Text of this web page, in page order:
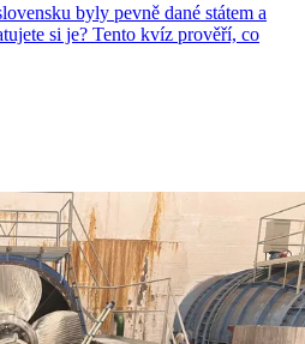
byly pevně dané státem a
si je? Tento kvíz prověří, co